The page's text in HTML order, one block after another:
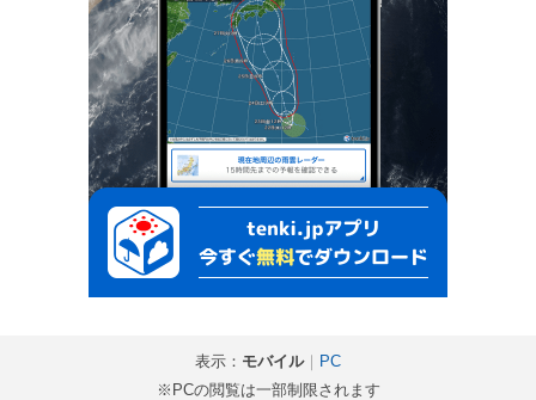
表示： モバイル｜
PC
※PCの閲覧は一部制限されます